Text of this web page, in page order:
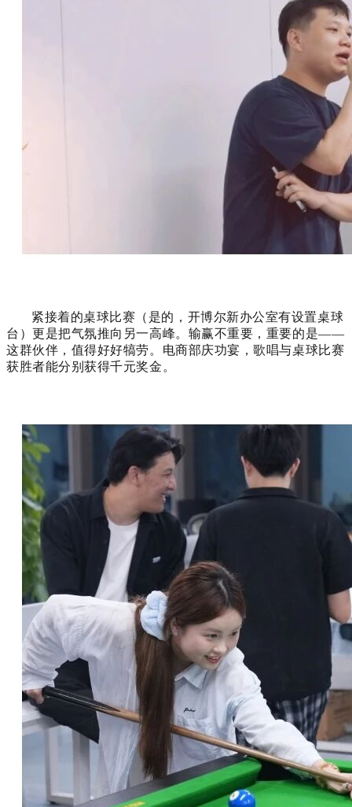
紧接着的桌球比赛（是的，开博尔新办公室有设置桌球
台）更是把气氛推向另一高峰。输赢不重要，重要的是——
这群伙伴，值得好好犒劳。电商部庆功宴，歌唱与桌球比赛
获胜者能分别获得千元奖金。